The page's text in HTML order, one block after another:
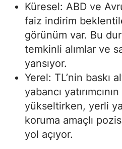
Küresel: ABD ve
faiz indirim
görünüm var. Bu
temkinli alımlar ve
yansıyor.
Yerel: TL’nin baskı
yabancı yatırımcının
yükseltirken, yerli
koruma amaçlı
yol açıyor.